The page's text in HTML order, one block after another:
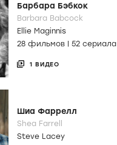
Барбара Бэбкок
Barbara Babcock
Ellie Maginnis
28 фильмов | 52 сериала
1 ВИДЕО
Шиа Фаррелл
Shea Farrell
Steve Lacey